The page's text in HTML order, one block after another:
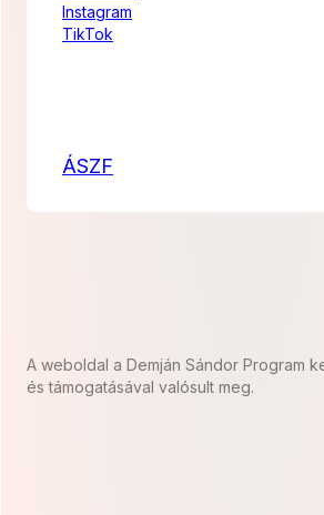
Instagram
TikTok
ÁSZF
A weboldal a Demján Sándor Program
és támogatásával valósult meg.